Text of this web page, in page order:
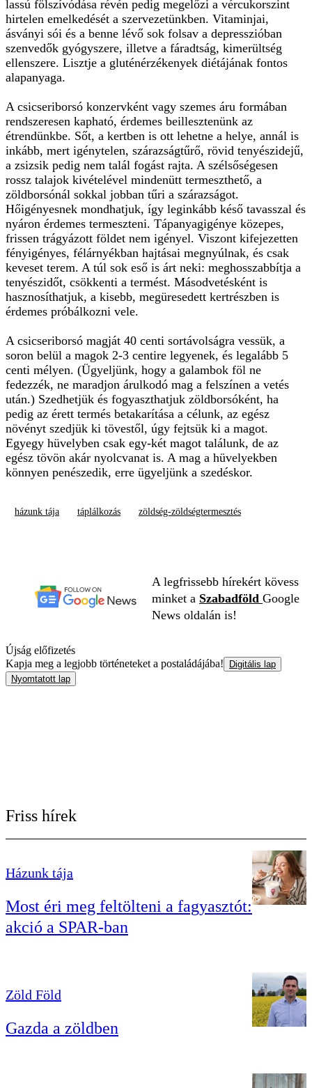
lassú fölszívódása révén pedig megelőzi a vércukorszint
hirtelen emelkedését a szervezetünkben. Vitaminjai,
ásványi sói és a benne lévő sok folsav a depresszióban
szenvedők gyógyszere, illetve a fáradtság, kimerültség
ellenszere. Lisztje a gluténérzékenyek diétájának fontos
alapanyaga.
A csicseriborsó konzervként vagy szemes áru formában
rendszeresen kapható, érdemes beillesztenünk az
étrendünkbe. Sőt, a kertben is ott lehetne a helye, annál is
inkább, mert igénytelen, szárazságtűrő, rövid tenyészidejű,
a zsizsik pedig nem talál fogást rajta. A szélsőségesen
rossz talajok kivételével mindenütt termeszthető, a
zöldborsónál sokkal jobban tűri a szárazságot.
Hőigényesnek mondhatjuk, így leginkább késő tavasszal és
nyáron érdemes termeszteni. Tápanyagigénye közepes,
frissen trágyázott földet nem igényel. Viszont kifejezetten
fényigényes, félárnyékban hajtásai megnyúlnak, és csak
keveset terem. A túl sok eső is árt neki: meghosszabbítja a
tenyészidőt, csökkenti a termést. Másodvetésként is
hasznosíthatjuk, a kisebb, megüresedett kertrészben is
érdemes próbálkozni vele.
A csicseriborsó magját 40 centi sortávolságra vessük, a
soron belül a magok 2-3 centire legyenek, és legalább 5
centi mélyen. (Ügyeljünk, hogy a galambok föl ne
fedezzék, ne maradjon árulkodó mag a felszínen a vetés
után.) Szedhetjük és fogyaszthatjuk zöldborsóként, ha
pedig az érett termés betakarítása a célunk, az egész
növényt szedjük ki tövestől, úgy fejtsük ki a magot.
Egyegy hüvelyben csak egy-két magot találunk, de az
egész tövön akár nyolcvanat is. A mag a hüvelyekben
könnyen penészedik, erre ügyeljünk a szedéskor.
házunk tája táplálkozás zöldség-zöldségtermesztés
A legfrissebb hírekért kövess
minket a Szabadföld Google
News oldalán is!
Újság előfizetés
Kapja meg a legjobb történeteket a postaládájába!
Digitális lap
Nyomtatott lap
Friss hírek
Házunk tája
Most éri meg feltölteni a fagyasztót:
akció a SPAR-ban
Zöld Föld
Gazda a zöldben